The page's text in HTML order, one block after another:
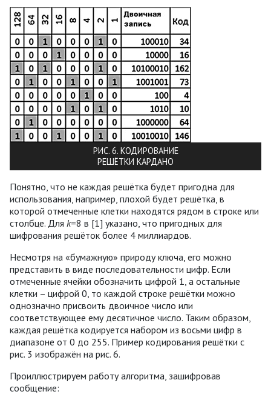
РИС. 6. КОДИРОВАНИЕ
РЕШЁТКИ КАРДАНО
Понятно, что не каждая решётка будет пригодна для
использования, например, плохой будет решётка, в
которой отмеченные клетки находятся рядом в строке или
столбце. Для k=8 в [1] указано, что пригодных для
шифрования решёток более 4 миллиардов.
Несмотря на «бумажную» природу ключа, его можно
представить в виде последовательности цифр. Если
отмеченные ячейки обозначить цифрой 1, а остальные
клетки – цифрой 0, то каждой строке решётки можно
однозначно присвоить двоичное число или
соответствующее ему десятичное число. Таким образом,
каждая решётка кодируется набором из восьми цифр в
диапазоне от 0 до 255. Пример кодирования решётки с
рис. 3 изображён на рис. 6.
Проиллюстрируем работу алгоритма, зашифровав
сообщение: